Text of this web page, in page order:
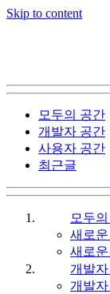
Skip to content
모두의 공간
개발자 공간
사용자 공간
최근글
모두
새로운
새로
개발
개발